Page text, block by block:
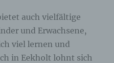
auch vielfältige
und Erwachsene,
viel lernen und
in Eekholt lohnt sich
Textdateien, welche
auf einem
und gespeichert
von Cookies,
durch
in Ihrem Browser